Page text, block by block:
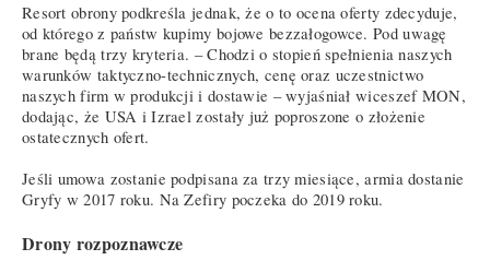
Resort obrony podkreśla jednak, że o to ocena oferty zdecyduje,
od którego z państw kupimy bojowe bezzałogowce. Pod uwagę
brane będą trzy kryteria. – Chodzi o stopień spełnienia naszych
warunków taktyczno-technicznych, cenę oraz uczestnictwo
naszych firm w produkcji i dostawie – wyjaśniał wiceszef MON,
dodając, że USA i Izrael zostały już poproszone o złożenie
ostatecznych ofert.
Jeśli umowa zostanie podpisana za trzy miesiące, armia dostanie
Gryfy w 2017 roku. Na Zefiry poczeka do 2019 roku.
Drony rozpoznawcze